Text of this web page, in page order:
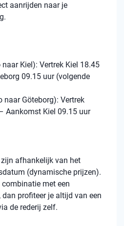
aanrijden naar je
naar Kiel): Vertrek Kiel 18.45
09.15 uur (volgende
naar Göteborg): Vertrek
Aankomst Kiel 09.15 uur
afhankelijk van het
(dynamische prijzen).
met een
profiteer je altijd van een
de rederij zelf.